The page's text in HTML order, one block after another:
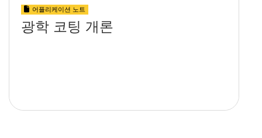
어플리케이션 노트
광학 코팅 개론